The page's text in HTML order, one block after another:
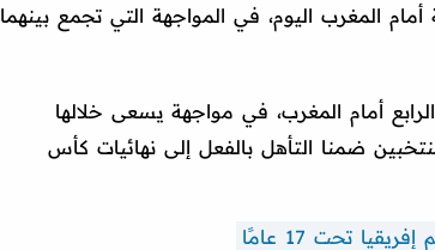
مباراة قوية أمام المغرب اليوم، في المواجهة التي تجمع بينهما
أمام المغرب، في مواجهة يسعى خلالها
ضمنا التأهل بالفعل إلى نهائيات كأس
تحت 17 عامًا